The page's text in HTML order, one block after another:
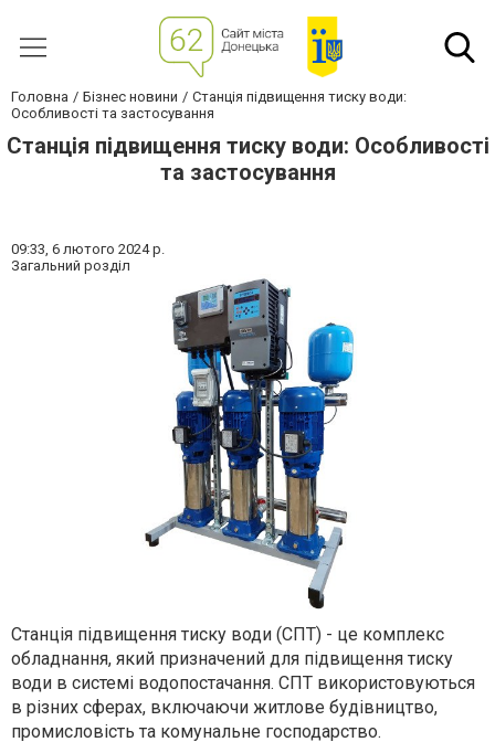
Головна Бізнес новини
Станція підвищення тиску води:
Особливості та застосування
Станція підвищення тиску води: Особливості
та застосування
09:33, 6 лютого 2024 р.
Загальний розділ
Станція підвищення тиску води (СПТ) - це комплекс
обладнання, який призначений для підвищення тиску
води в системі водопостачання. СПТ використовуються
в різних сферах, включаючи житлове будівництво,
промисловість та комунальне господарство.